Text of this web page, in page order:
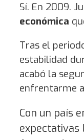
Sí. En 2009.
económica
Tras el
estabilidad
acabó la
enfrentarme
Con un país
expectativas